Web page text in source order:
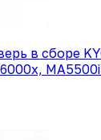
в сборе